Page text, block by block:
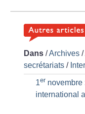
Dans /Archives /
secrétariats /
1er novembre
international